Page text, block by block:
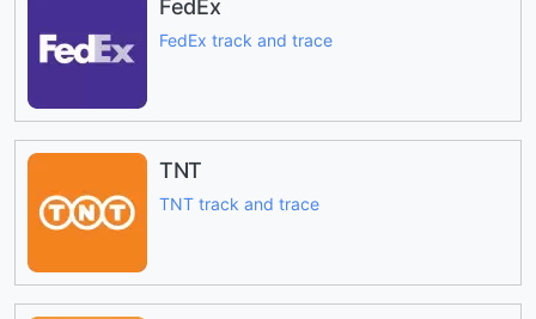
FedEx
FedEx track and trace
TNT
TNT track and trace